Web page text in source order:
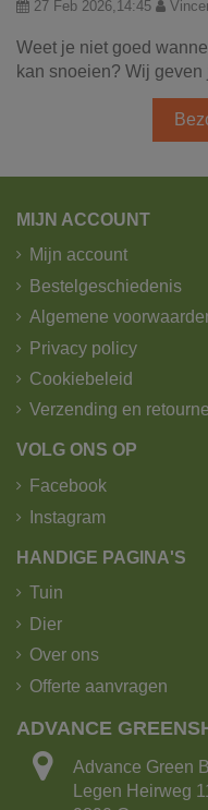
27 Feb 2026,14:45
Weet je niet goed
kan snoeien? Wij
MIJN ACCOUNT
Mijn account
Bestelgeschiedenis
Algemene
Privacy policy
Cookiebeleid
Verzending en
VOLG ONS OP
Facebook
Instagram
HANDIGE PAGINA'S
Tuin
Dier
Over ons
Offerte aanvragen
ADVANCE
Advance Green
Legen Heirweg 11